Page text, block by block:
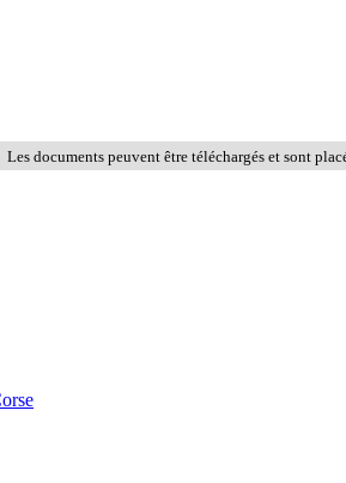
Les documents peuvent être téléchargés et sont